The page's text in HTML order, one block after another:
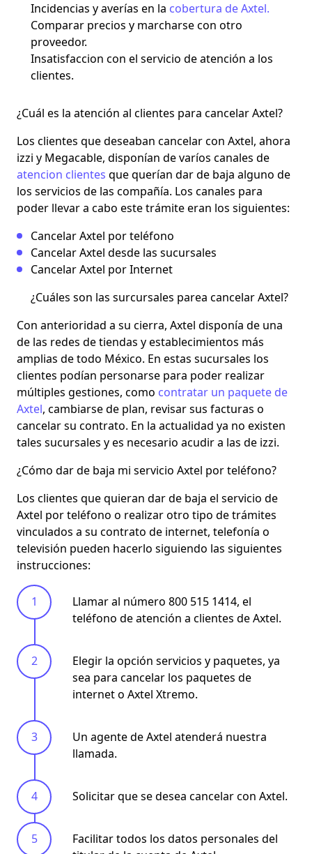
Incidencias y averías en la cobertura de Axtel.
Comparar precios y marcharse con otro
proveedor.
Insatisfaccion con el servicio de atención a los
clientes.
¿Cuál es la atención al clientes para cancelar Axtel?
Los clientes que deseaban cancelar con Axtel, ahora
izzi y Megacable, disponían de varíos canales de
atencion clientes que querían dar de baja alguno de
los servicios de las compañía. Los canales para
poder llevar a cabo este trámite eran los siguientes:
Cancelar Axtel por teléfono
Cancelar Axtel desde las sucursales
Cancelar Axtel por Internet
¿Cuáles son las surcursales parea cancelar Axtel?
Con anterioridad a su cierra, Axtel disponía de una
de las redes de tiendas y establecimientos más
amplias de todo México. En estas sucursales los
clientes podían personarse para poder realizar
múltiples gestiones, como contratar un paquete de
Axtel, cambiarse de plan, revisar sus facturas o
cancelar su contrato. En la actualidad ya no existen
tales sucursales y es necesario acudir a las de izzi.
¿Cómo dar de baja mi servicio Axtel por teléfono?
Los clientes que quieran dar de baja el servicio de
Axtel por teléfono o realizar otro tipo de trámites
vinculados a su contrato de internet, telefonía o
televisión pueden hacerlo siguiendo las siguientes
instrucciones:
Llamar al número 800 515 1414, el
teléfono de atención a clientes de Axtel.
Elegir la opción servicios y paquetes, ya
sea para cancelar los paquetes de
internet o Axtel Xtremo.
Un agente de Axtel atenderá nuestra
llamada.
Solicitar que se desea cancelar con Axtel.
Facilitar todos los datos personales del